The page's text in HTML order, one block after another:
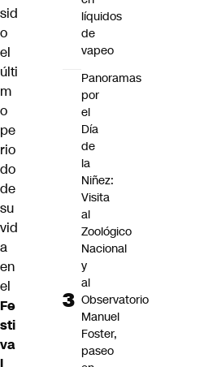
sid
o
el
últi
m
o
pe
rio
do
de
su
vid
a
en
el
Fe
sti
va
líquidos
de
vapeo
Panoramas
por
el
Día
de
la
Niñez:
Visita
al
Zoológico
Nacional
y
al
Observatorio
Manuel
Foster,
paseo